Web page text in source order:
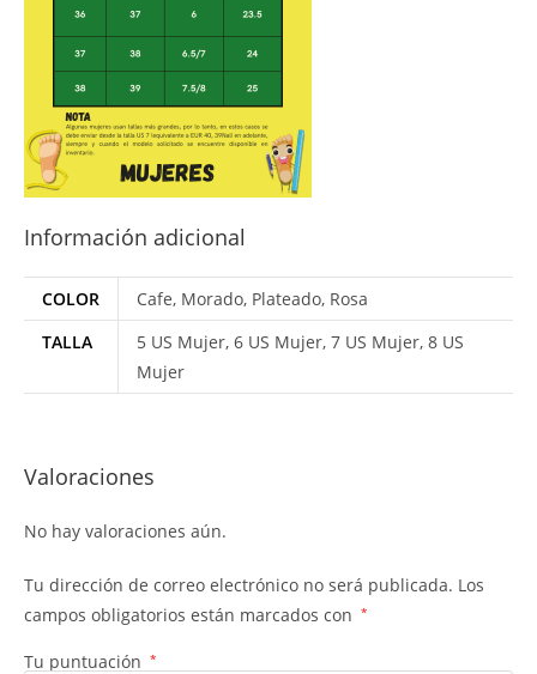
Información adicional
COLOR
Cafe, Morado, Plateado, Rosa
TALLA
5 US Mujer, 6 US Mujer, 7 US Mujer, 8 US
Mujer
Valoraciones
No hay valoraciones aún.
Tu dirección de correo electrónico no será publicada. Los
campos obligatorios están marcados con *
Tu puntuación *